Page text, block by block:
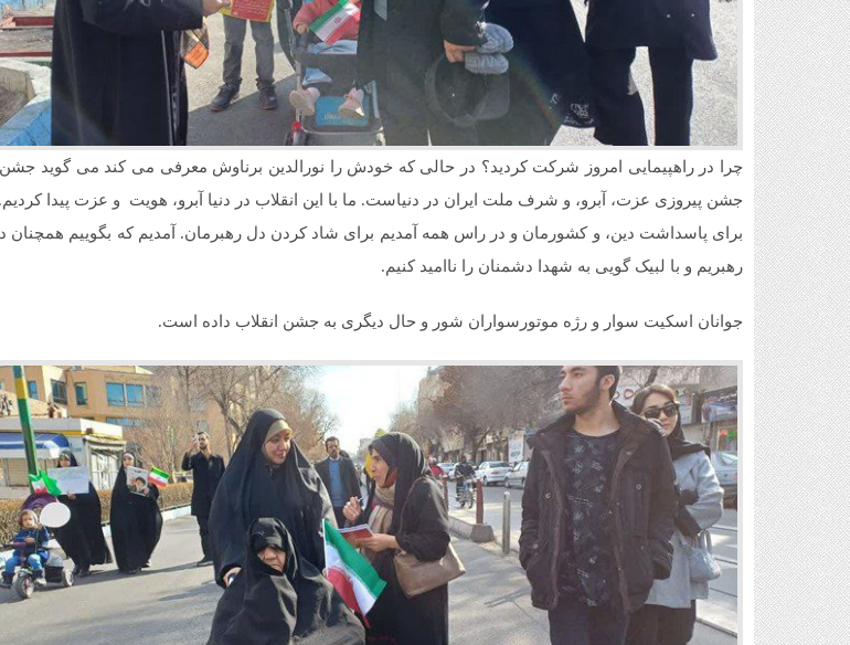
جشن پیروزی عزت، آبرو، و شرف ملت ایران در دنیاست. ما با این انقلاب در دنیا آبرو، هویت و عزت پیدا
برای پاسداشت دین، و کشورمان و در راس همه آمدیم برای شاد کردن دل رهبرمان. آمدیم که بگوییم همچنان
رهبریم و با لبیک گویی به شهدا دشمنان را ناامید کنیم.
جوانان اسکیت سوار و رژه موتورسواران شور و حال دیگری به جشن انقلاب داده است.